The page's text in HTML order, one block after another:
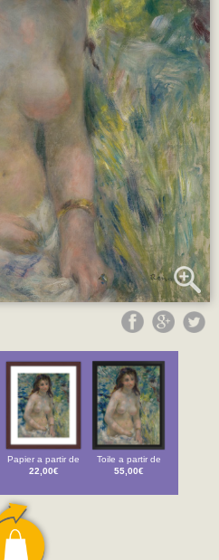
Papier a partir de
22,00€
Toile a partir de
55,00€